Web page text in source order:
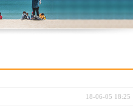
18-06-05 18:25